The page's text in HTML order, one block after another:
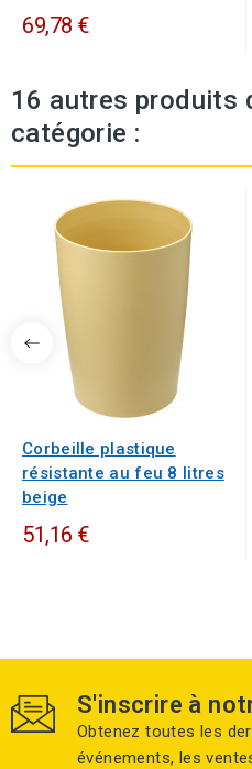
69,78 €
16 autres produits
catégorie :
Corbeille plastique
résistante au feu 8 litres
beige
51,16 €
S'inscrire à
Obtenez toutes les
événements, les